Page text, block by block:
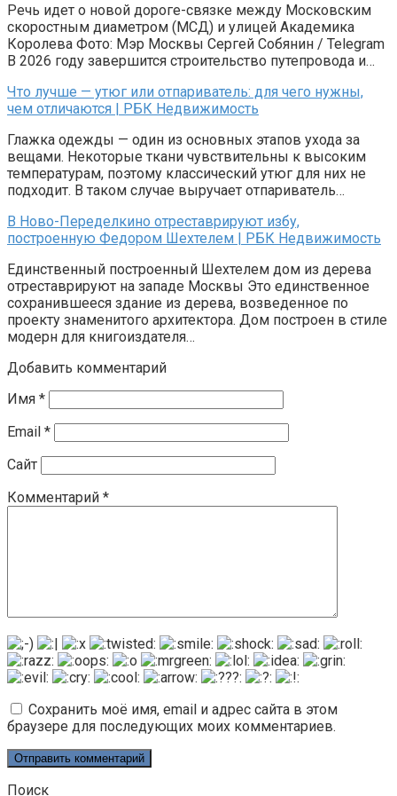
Речь идет о новой дороге-связке между Московским
скоростным диаметром (МСД) и улицей Академика
Королева Фото: Мэр Москвы Сергей Собянин / Telegram
В 2026 году завершится строительство путепровода и…
Что лучше — утюг или отпариватель: для чего нужны,
чем отличаются | РБК Недвижимость
Глажка одежды — один из основных этапов ухода за
вещами. Некоторые ткани чувствительны к высоким
температурам, поэтому классический утюг для них не
подходит. В таком случае выручает отпариватель…
В Ново-Переделкино отреставрируют избу,
построенную Федором Шехтелем | РБК Недвижимость
Единственный построенный Шехтелем дом из дерева
отреставрируют на западе Москвы Это единственное
сохранившееся здание из дерева, возведенное по
проекту знаменитого архитектора. Дом построен в стиле
модерн для книгоиздателя…
Добавить комментарий
Имя *
Email *
Сайт
Комментарий *
Сохранить моё имя, email и адрес сайта в этом
браузере для последующих моих комментариев.
Поиск